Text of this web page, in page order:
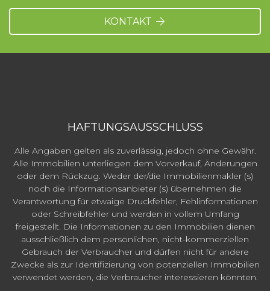
KONTAKT
HAFTUNGSAUSSCHLUSS
Alle Angaben gelten als zuverlässig, jedoch ohne Gewähr.
Alle Immobilien unterliegen dem Vorverkauf, Änderungen
oder dem Rückzug. Weder der/die Immobilienmakler (s)
noch die Informationsanbieter (s) übernehmen die
Verantwortung für etwaige Druckfehler, Fehlinformationen
oder Schreibfehler und werden in vollem Umfang
freigestellt. Die Informationen zu den Immobilien dienen
ausschließlich dem persönlichen, nicht-kommerziellen
Gebrauch der Verbraucher und dürfen nicht für andere
Zwecke als zur Identifizierung von potenziellen Immobilien
verwendet werden, die Verbraucher interessieren könnten.